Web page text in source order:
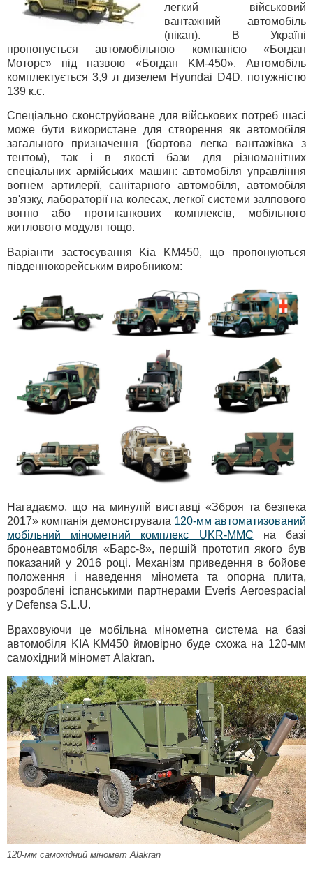
легкий військовий
вантажний автомобіль
(пікап). В Україні
пропонується автомобільною компанією «Богдан
Моторс» під назвою «Богдан KM-450». Автомобіль
комплектується 3,9 л дизелем Hyundai D4D, потужністю
139 к.с.
Спеціально сконструйоване для військових потреб шасі
може бути використане для створення як автомобіля
загального призначення (бортова легка вантажівка з
тентом), так і в якості бази для різноманітних
спеціальних армійських машин: автомобіля управління
вогнем артилерії, санітарного автомобіля, автомобіля
зв'язку, лабораторії на колесах, легкої системи залпового
вогню або протитанкових комплексів, мобільного
житлового модуля тощо.
Варіанти застосування Kia KM450, що пропонуються
південнокорейським виробником:
Нагадаємо, що на минулій виставці «Зброя та безпека
2017» компанія демонструвала 120-мм автоматизований
мобільний мінометний комплекс UKR-MMC на базі
бронеавтомобіля «Барс-8», першій прототип якого був
показаний у 2016 році. Механізм приведення в бойове
положення і наведення міномета та опорна плита,
розроблені іспанськими партнерами Everis Aeroespacial
у Defensa S.L.U.
Враховуючи це мобільна мінометна система на базі
автомобіля KIA KM450 ймовірно буде схожа на 120-мм
самохідний міномет Alakran.
120-мм самохідний міномет Alakran